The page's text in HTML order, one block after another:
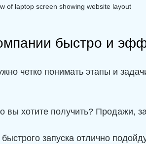
of laptop screen showing website layout
быстро и
четко понимать этапы и
вы хотите получить? Продажи,
запуска отлично